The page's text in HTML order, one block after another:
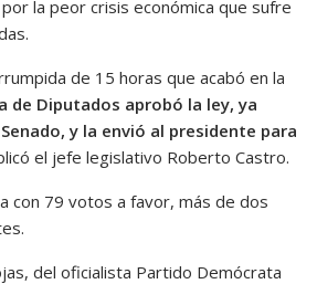
la peor crisis económica que sufre
de 15 horas que acabó en la
de Diputados aprobó la ley, ya
y la envió al presidente para
el jefe legislativo Roberto Castro.
con 79 votos a favor, más de dos
del oficialista Partido Demócrata